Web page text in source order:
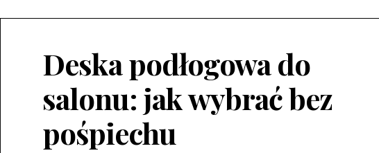
Deska podłogowa do
salonu: jak wybrać bez
pośpiechu